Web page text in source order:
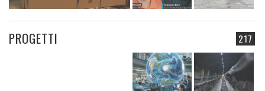
217
PROGETTI